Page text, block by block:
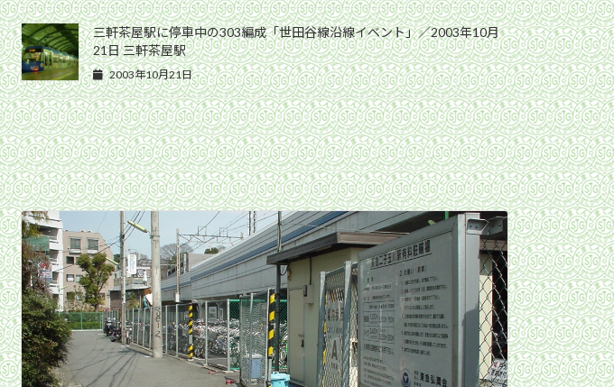
三軒茶屋駅に停車中の303編成「世田谷線沿線イベント」／2003年10月
21日 三軒茶屋駅
2003年10月21日